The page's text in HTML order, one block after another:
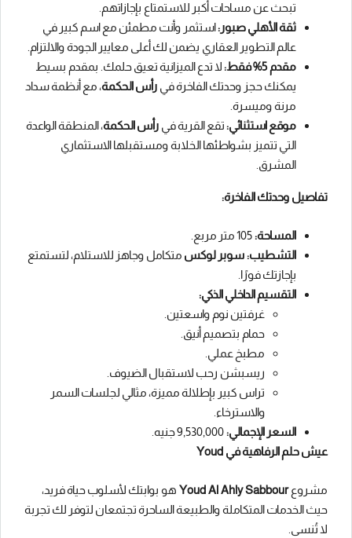
تبحث عن مساحات أكبر للاستمتاع بإجازاتهم.
ثقة الأهلي صبور:استثمر وأنت مطمئن مع اسم كبير في
عالم التطوير العقاري يضمن لك أعلى معايير الجودة والالتزام.
مقدم 5% فقط:
لا تدع الميزانية تعيق حلمك. بمقدم بسيط
يمكنك حجز وحدتك الفاخرة في رأس الحكمة، مع أنظمة سداد
مرنة وميسرة.
موقع استثنائي:تقع القرية في رأس الحكمة، المنطقة الواعدة
التي تتميز بشواطئها الخلابة ومستقبلها الاستثماري
المشرق.
تفاصيل وحدتك الفاخرة:
المساحة:
التشطيب:سوبر لوكس متكامل وجاهز للاستلام، لتستمتع
بإجازتك فورًا.
التقسيم الداخلي الذكي:
غرفتين نوم واسعتين.
حمام بتصميم أنيق.
مطبخ عملي.
ريسبشن رحب لاستقبال الضيوف.
تراس كبير بإطلالة مميزة، مثالي لجلسات السمر
والاسترخاء.
السعر الإجمالي:
عيش حلم الرفاهية في Youd
مشروعYoud Al Ahly Sabbour هو بوابتك لأسلوب حياة فريد،
حيث الخدمات المتكاملة والطبيعة الساحرة تجتمعان لتوفر لك تجربة
لا تُنسى.